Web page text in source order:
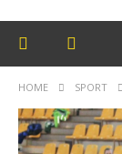
HOME SPORT